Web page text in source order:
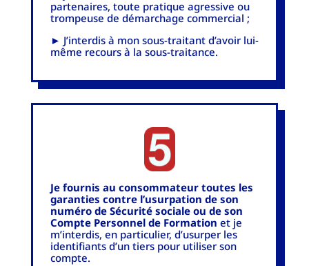
partenaires, toute pratique agressive ou
trompeuse de démarchage commercial ;
► J’interdis à mon sous-traitant d’avoir lui-
même recours à la sous-traitance.
Je fournis au consommateur toutes les
garanties contre l’usurpation de son
numéro de Sécurité sociale ou de son
Compte Personnel de Formation et je
m’interdis, en particulier, d’usurper les
identifiants d’un tiers pour utiliser son
compte.